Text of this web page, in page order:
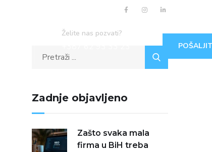
Želite nas pozvati?
Zadnje objavljeno
Zašto svaka mala
firma u BiH treba